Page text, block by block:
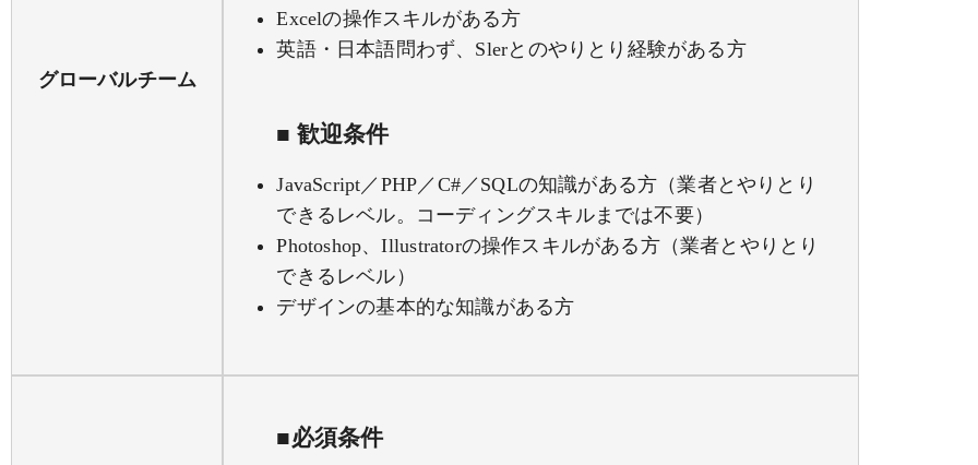
グローバルチーム
Excelの操作スキルがある方
英語・日本語問わず、Slerとのやりとり経験がある方
■ 歓迎条件
JavaScript／PHP／C#／SQLの知識がある方（業者とやりとり
できるレベル。コーディングスキルまでは不要）
Photoshop、Illustratorの操作スキルがある方（業者とやりとり
できるレベル）
デザインの基本的な知識がある方
■必須条件